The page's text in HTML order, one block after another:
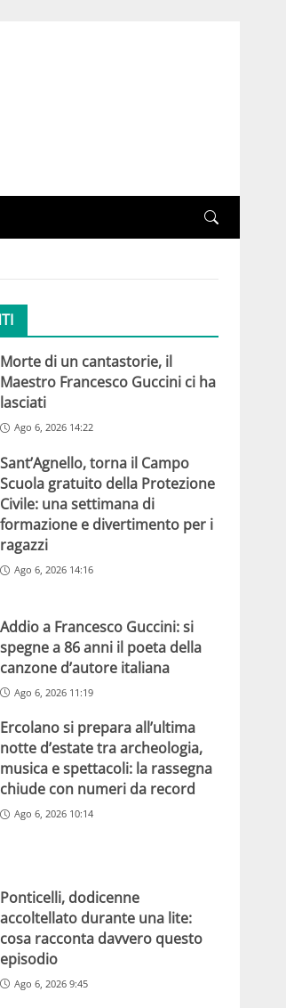
Morte di un cantastorie, il
Maestro Francesco Guccini ci ha
lasciati
Ago 6, 2026 14:22
Sant’Agnello, torna il Campo
Scuola gratuito della Protezione
Civile: una settimana di
formazione e divertimento per i
ragazzi
Ago 6, 2026 14:16
Addio a Francesco Guccini: si
spegne a 86 anni il poeta della
canzone d’autore italiana
Ago 6, 2026 11:19
Ercolano si prepara all’ultima
notte d’estate tra archeologia,
musica e spettacoli: la rassegna
chiude con numeri da record
Ago 6, 2026 10:14
Ponticelli, dodicenne
accoltellato durante una lite:
cosa racconta davvero questo
episodio
Ago 6, 2026 9:45